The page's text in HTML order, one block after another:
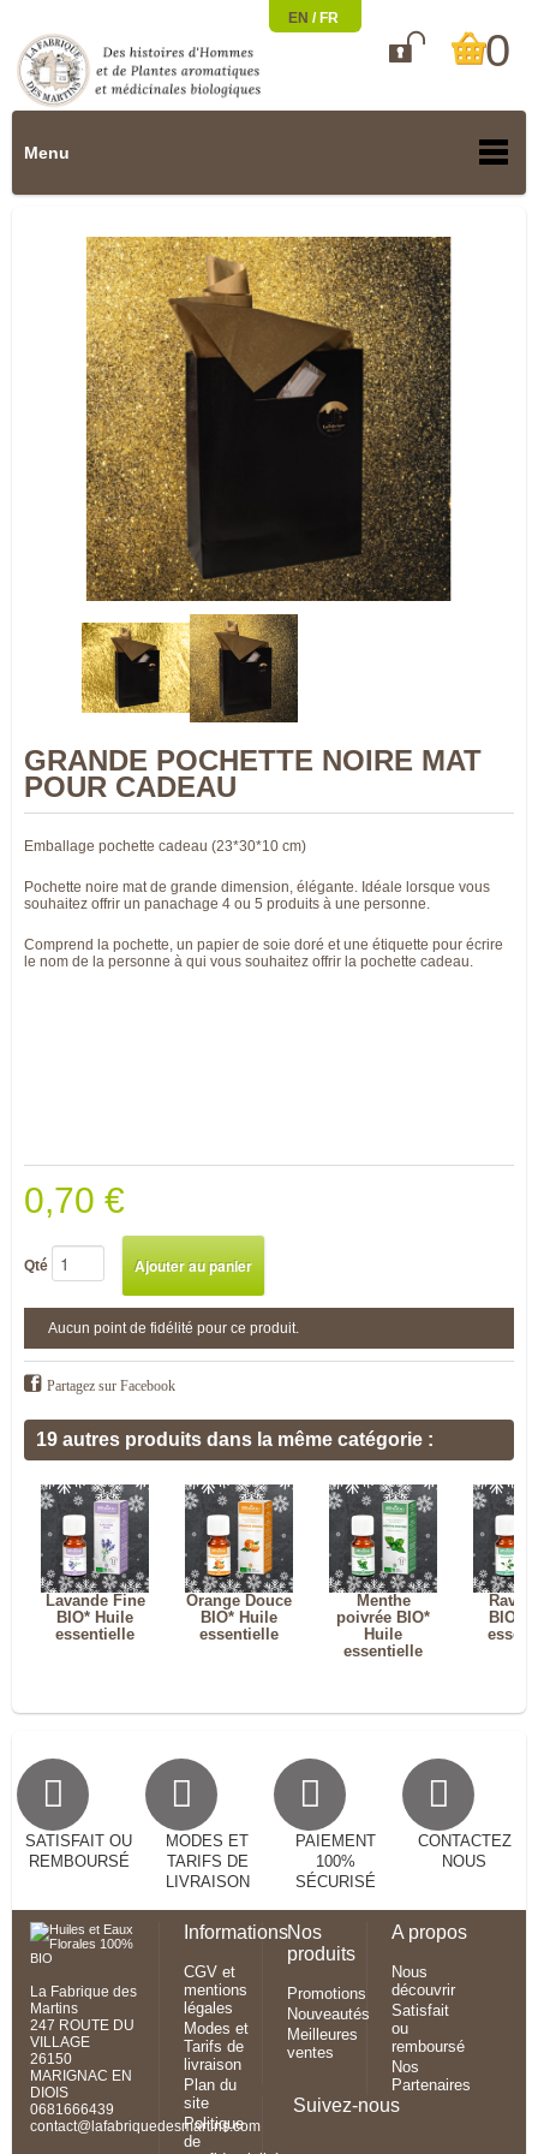
EN / FR
0
Menu
GRANDE POCHETTE NOIRE MAT
POUR CADEAU
Emballage pochette cadeau (23*30*10 cm)
Pochette noire mat de grande dimension, élégante. Idéale lorsque vous
souhaitez offrir un panachage 4 ou 5 produits à une personne.
Comprend la pochette, un papier de soie doré et une étiquette pour écrire
le nom de la personne à qui vous souhaitez offrir la pochette cadeau.
0,70 €
Qté
Aucun point de fidélité pour ce produit.
Partagez sur Facebook
19 autres produits dans la même catégorie :
Lavande Fine
BIO* Huile
essentielle
Orange Douce
BIO* Huile
essentielle
Menthe
poivrée BIO*
Huile
essentielle
BIO*
SATISFAIT OU
REMBOURSÉ
MODES ET
TARIFS DE
LIVRAISON
PAIEMENT
100%
SÉCURISÉ
CONTACTEZ
NOUS
La Fabrique des
Martins
247 ROUTE DU
VILLAGE
26150
MARIGNAC EN
DIOIS
0681666439
contact@lafabriquedesmartins.com
Informations
CGV et
mentions
légales
Modes et
Tarifs de
livraison
Plan du
site
Politique
de
Nos
produits
Promotions
Nouveautés
Meilleures
ventes
A propos
Nous
découvrir
Satisfait
ou
remboursé
Nos
Partenaires
Suivez-nous